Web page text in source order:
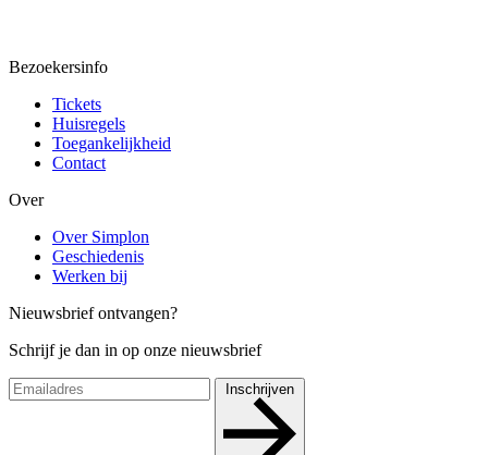
Bezoekersinfo
Tickets
Huisregels
Toegankelijkheid
Contact
Over
Over Simplon
Geschiedenis
Werken bij
Nieuwsbrief ontvangen?
Schrijf je dan in op onze nieuwsbrief
Inschrijven